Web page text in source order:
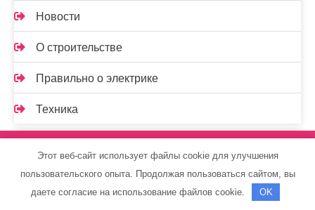
Новости
О строительстве
Правильно о электрике
Техника
Спасибо, что выбрали нас
Этот веб-сайт использует файлы cookie для улучшения
пользовательского опыта. Продолжая пользоваться сайтом, вы
даете согласие на использование файлов cookie.
OK